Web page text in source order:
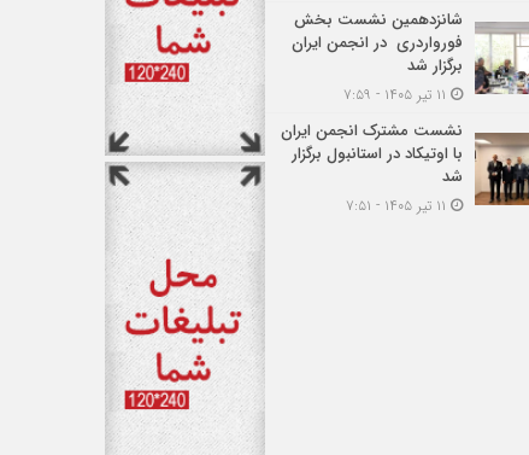
شانزدهمین نشست بخش
فورواردری در انجمن ایران
برگزار شد
نشست مشترک انجمن ایران
با اوتیکاد در استانبول برگزار
شد